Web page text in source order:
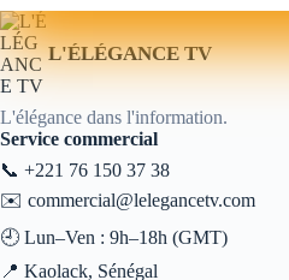
L'ÉLÉGANCE TV
L'élégance dans l'information.
Service commercial
📞 +221 76 150 37 38
✉️ commercial@lelegancetv.com
🕘 Lun–Ven : 9h–18h (GMT)
📍 Kaolack, Sénégal